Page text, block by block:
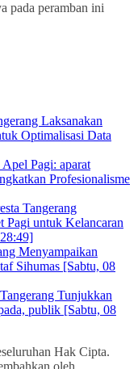
pada peramban ini
Laksanakan
Optimalisasi Data
Pagi: aparat
Profesionalisme
Tangerang
Pagi untuk Kelancaran
Menyampaikan
Sihumas [Sabtu, 08
Tunjukkan
publik [Sabtu, 08
Hak Cipta.
oleh